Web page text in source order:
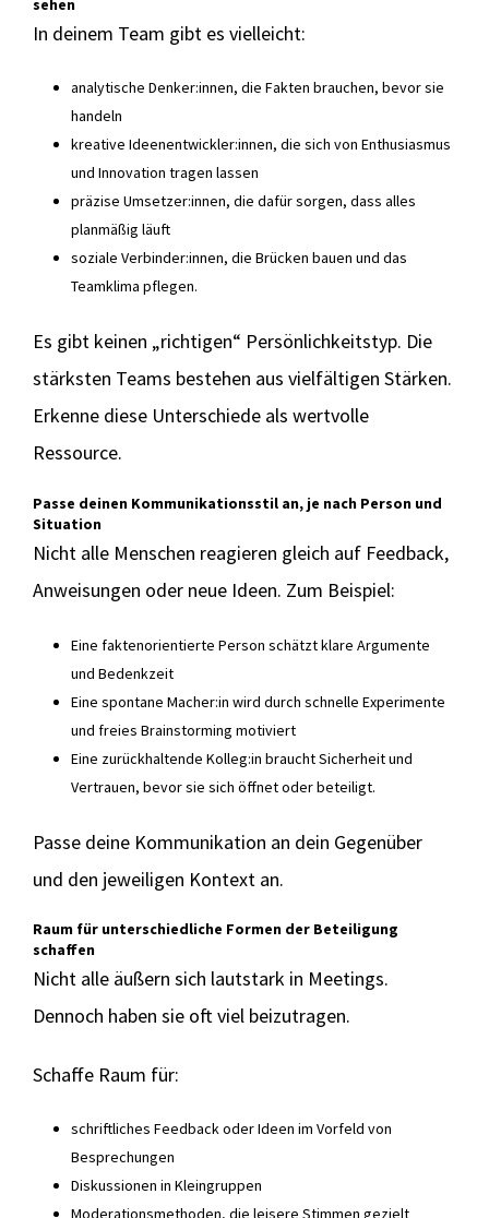
sehen
In deinem Team gibt es vielleicht:
analytische Denker:innen, die Fakten brauchen, bevor sie
handeln
kreative Ideenentwickler:innen, die sich von Enthusiasmus
und Innovation tragen lassen
präzise Umsetzer:innen, die dafür sorgen, dass alles
planmäßig läuft
soziale Verbinder:innen, die Brücken bauen und das
Teamklima pflegen.
Es gibt keinen „richtigen“ Persönlichkeitstyp. Die
stärksten Teams bestehen aus vielfältigen Stärken.
Erkenne diese Unterschiede als wertvolle
Ressource.
Passe deinen Kommunikationsstil an, je nach Person und
Situation
Nicht alle Menschen reagieren gleich auf Feedback,
Anweisungen oder neue Ideen. Zum Beispiel:
Eine faktenorientierte Person schätzt klare Argumente
und Bedenkzeit
Eine spontane Macher:in wird durch schnelle Experimente
und freies Brainstorming motiviert
Eine zurückhaltende Kolleg:in braucht Sicherheit und
Vertrauen, bevor sie sich öffnet oder beteiligt.
Passe deine Kommunikation an dein Gegenüber
und den jeweiligen Kontext an.
Raum für unterschiedliche Formen der Beteiligung
schaffen
Nicht alle äußern sich lautstark in Meetings.
Dennoch haben sie oft viel beizutragen.
Schaffe Raum für:
schriftliches Feedback oder Ideen im Vorfeld von
Besprechungen
Diskussionen in Kleingruppen
Moderationsmethoden, die leisere Stimmen gezielt